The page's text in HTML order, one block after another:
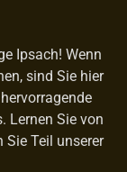
Ipsach! Wenn
sind Sie hier
Lernen Sie von
Sie Teil unserer